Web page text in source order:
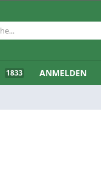
1833 ANMELDEN